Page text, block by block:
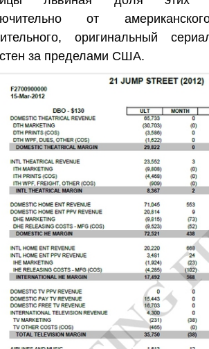
от
оригинальный
за пределами США.